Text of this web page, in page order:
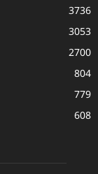
3736
3053
2700
804
779
608